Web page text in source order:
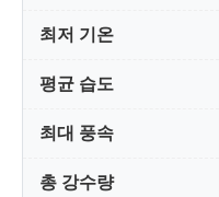
최저 기온
평균 습도
최대 풍속
총 강수량